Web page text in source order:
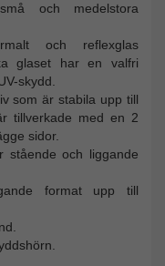
och medelstora
och reflexglas
glaset har en valfri
skydd.
som är stabila upp till
tillverkade med en 2
sidor.
stående och liggande
format upp till